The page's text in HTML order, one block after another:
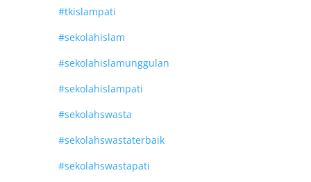
#tkislampati
#sekolahislam
#sekolahislamunggulan
#sekolahislampati
#sekolahswasta
#sekolahswastaterbaik
#sekolahswastapati